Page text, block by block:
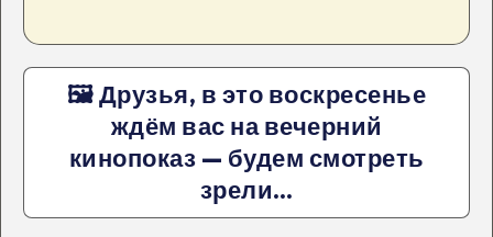
🖼 Друзья, в это воскресенье
ждём вас на вечерний
кинопоказ — будем смотреть
зрели…